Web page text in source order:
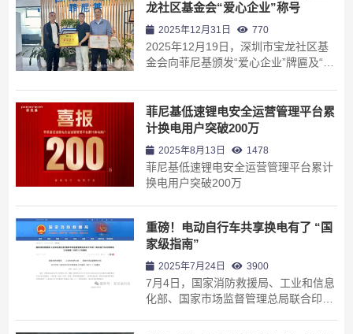
龙社区基金会“爱心企业”称号
2025年12月31日 770
2025年12月19日，深圳市宝龙社区基
金会向菲尼基颁发“爱心企业”牌匾及“捐
当，用爱心传递温度，为需要关怀的群
体送上真挚祝福与切实支持。 宝龙社区
基金会胡秘书长向菲尼基工会副主席阳
向深圳市龙...
菲尼基低速锂电安全运营管理平台累
计换电用户突破200万
2025年8月13日 1478
菲尼基低速锂电安全运营管理平台累计
换电用户突破200万
重磅！电动自行车共享换电有了 “国
家级指南”
2025年7月24日 3900
7月4日，国家消防救援局、工业和信息
化部、国家市场监督管理总局联合印发